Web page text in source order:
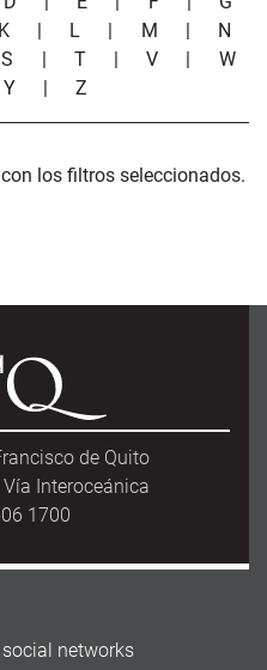
K | L | M | N
S | T |V | W
Y |Z
los filtros seleccionados.
de Quito
Interoceánica
1700
networks